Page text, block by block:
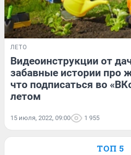
ЛЕТО
Видеоинструкции от
забавные истории про
что подписаться во
летом
15 июля, 2022, 09:00 1 955
ТОП 5